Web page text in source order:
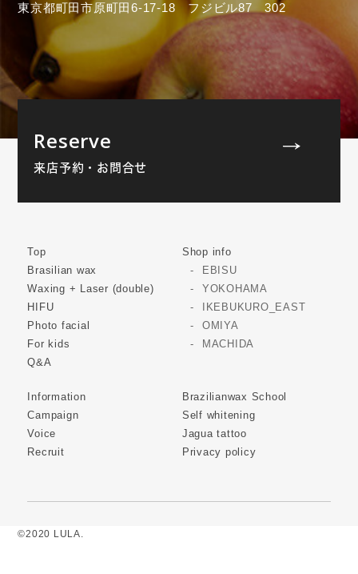
東京都町田市原町田6-17-18 フジビル87 302
Reserve
来店予約・お問合せ
Top
Brasilian wax
Waxing + Laser (double)
HIFU
Photo facial
For kids
Q&A
Shop info
EBISU
YOKOHAMA
IKEBUKURO_EAST
OMIYA
MACHIDA
Information
Campaign
Voice
Recruit
Brazilianwax School
Self whitening
Jagua tattoo
Privacy policy
©2020 LULA.